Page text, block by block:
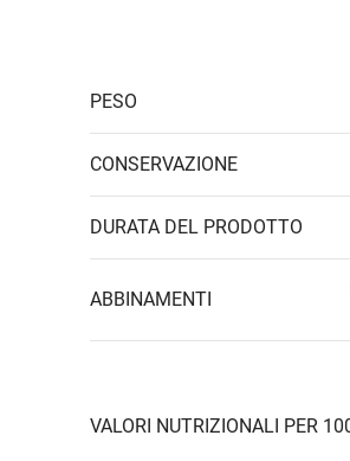
PESO
CONSERVAZIONE
DURATA DEL PRODOTTO
ABBINAMENTI
VALORI NUTRIZIONALI PER